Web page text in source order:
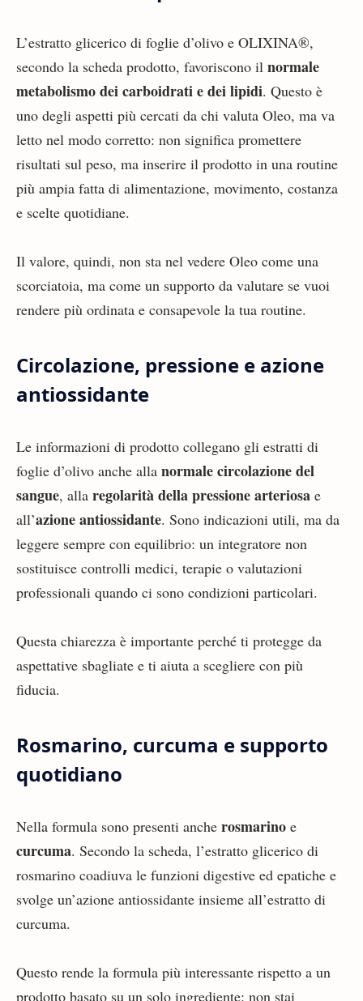
L’estratto glicerico di foglie d’olivo e OLIXINA®,
secondo la scheda prodotto, favoriscono il normale
metabolismo dei carboidrati e dei lipidi. Questo è
uno degli aspetti più cercati da chi valuta Oleo, ma va
letto nel modo corretto: non significa promettere
risultati sul peso, ma inserire il prodotto in una routine
più ampia fatta di alimentazione, movimento, costanza
e scelte quotidiane.
Il valore, quindi, non sta nel vedere Oleo come una
scorciatoia, ma come un supporto da valutare se vuoi
rendere più ordinata e consapevole la tua routine.
Circolazione, pressione e azione
antiossidante
Le informazioni di prodotto collegano gli estratti di
foglie d’olivo anche alla normale circolazione del
sangue, alla regolarità della pressione arteriosa e
all’azione antiossidante. Sono indicazioni utili, ma da
leggere sempre con equilibrio: un integratore non
sostituisce controlli medici, terapie o valutazioni
professionali quando ci sono condizioni particolari.
Questa chiarezza è importante perché ti protegge da
aspettative sbagliate e ti aiuta a scegliere con più
fiducia.
Rosmarino, curcuma e supporto
quotidiano
Nella formula sono presenti anche rosmarino e
curcuma. Secondo la scheda, l’estratto glicerico di
rosmarino coadiuva le funzioni digestive ed epatiche e
svolge un’azione antiossidante insieme all’estratto di
curcuma.
Questo rende la formula più interessante rispetto a un
prodotto basato su un solo ingrediente: non stai